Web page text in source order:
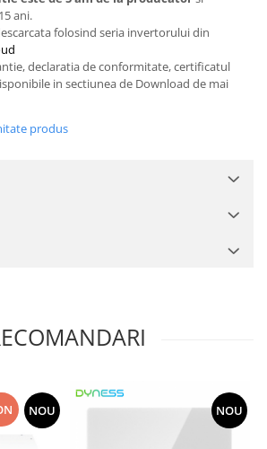
ani.
folosind seria invertorului din
declaratia de conformitate, certificatul
in sectiunea de Download de mai
produs
NOU NOU